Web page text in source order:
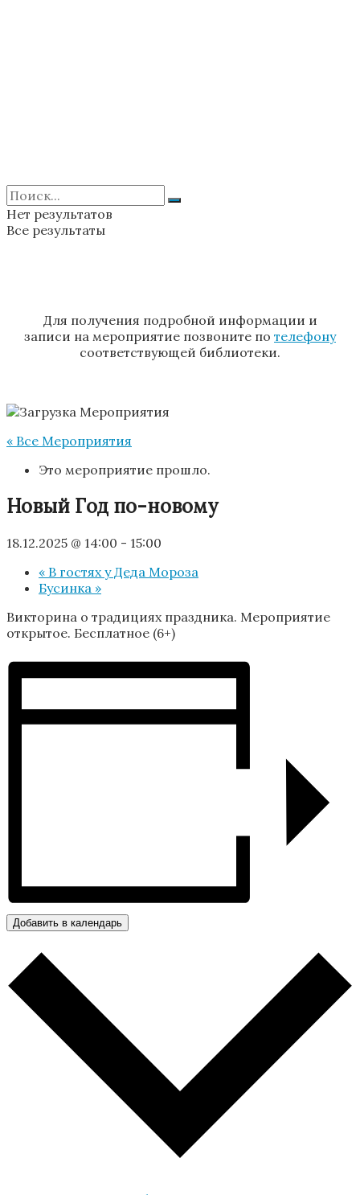
Нет результатов
Все результаты
Для получения подробной информации и
записи на мероприятие позвоните по телефону
соответствующей библиотеки.
« Все Мероприятия
Это мероприятие прошло.
Новый Год по-новому
18.12.2025 @ 14:00 - 15:00
« В гостях у Деда Мороза
Бусинка »
Викторина о традициях праздника. Мероприятие
открытое. Бесплатное (6+)
Добавить в календарь